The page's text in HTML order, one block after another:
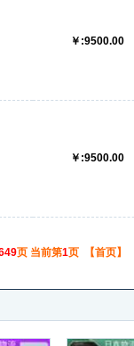
￥:9500.00
￥:9500.00
页 当前第1页 【首页】